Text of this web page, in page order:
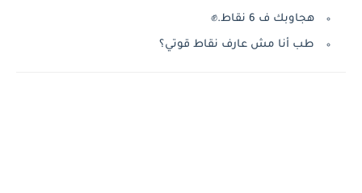
هجاوبك ف 6 نقاط.✊
طب أنا مش عارف نقاط قوتي؟